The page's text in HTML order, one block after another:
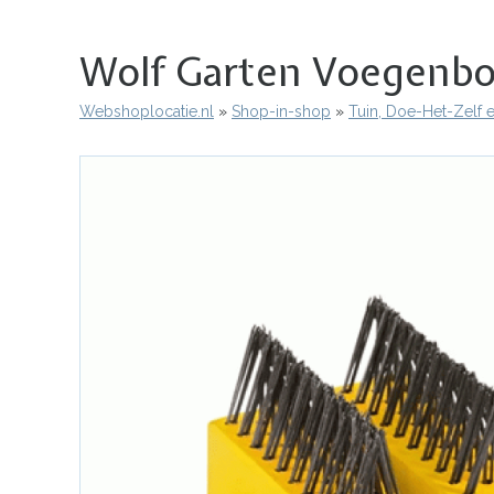
Wolf Garten
Kruimelpad
Webshoplocatie.nl Shop-in-shop Tuin, Doe-Het-Zelf